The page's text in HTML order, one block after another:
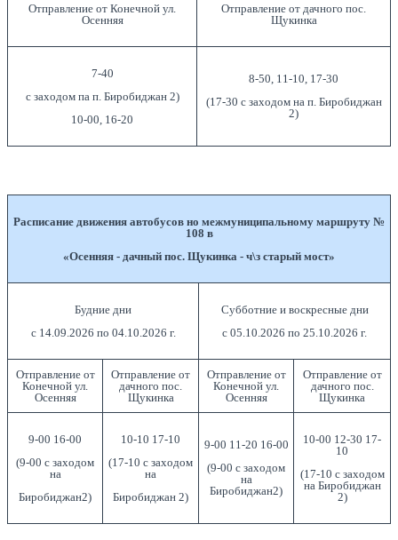
Отправление от Конечной ул.
Осенняя
Отправление от дачного пос.
Щукинка
7-40
с заходом па п. Биробиджан 2)
10-00, 16-20
8-50, 11-10, 17-30
(17-30 с заходом на п. Биробиджан
2)
Расписание движения автобусов но межмуниципальному маршруту №
108 в
«Осенняя - дачный пос. Щукинка - ч\з старый мост»
Будние дни
с 14.09.2026 по 04.10.2026 г.
Субботние и воскресные дни
с 05.10.2026 по 25.10.2026 г.
Отправление от
Конечной ул.
Осенняя
Отправление от
дачного пос.
Щукинка
Отправление от
Конечной ул.
Осенняя
Отправление от
дачного пос.
Щукинка
9-00 16-00
(9-00 с заходом
на
Биробиджан2)
10-10 17-10
(17-10 с заходом
на
Биробиджан 2)
9-00 11-20 16-00
(9-00 с заходом
на
Биробиджан2)
10-00 12-30 17-
10
(17-10 с заходом
на Биробиджан
2)